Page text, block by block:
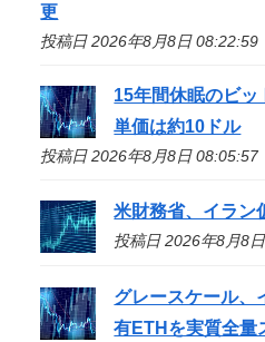
更
投稿日 2026年8月8日 08:22:59
15年間休眠のビ
単価は約10ドル
投稿日 2026年8月8日 08:05:57
米財務省、イラン
投稿日 2026年8月8
グレースケール、
有ETHを実質全量